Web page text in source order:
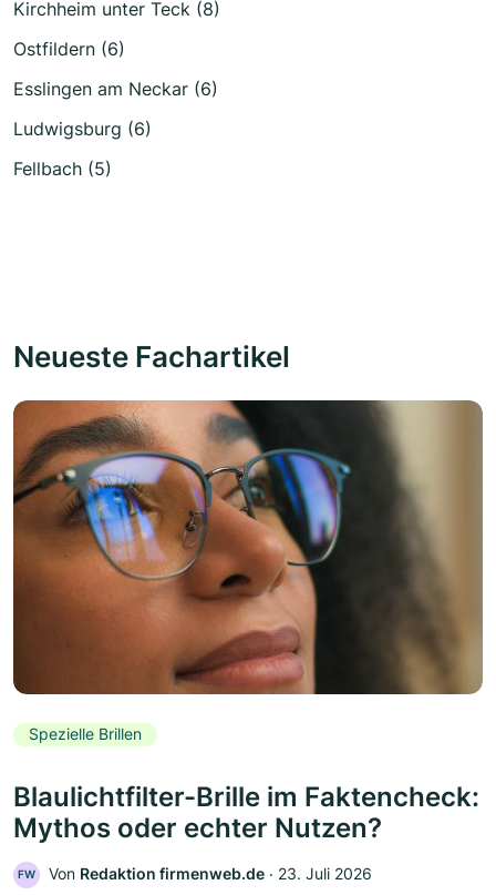
Kirchheim unter Teck (8)
Ostfildern (6)
Esslingen am Neckar (6)
Ludwigsburg (6)
Fellbach (5)
Neueste Fachartikel
Spezielle Brillen
Blaulichtfilter-Brille im Faktencheck:
Mythos oder echter Nutzen?
FW Von Redaktion firmenweb.de ‧ 23. Juli 2026